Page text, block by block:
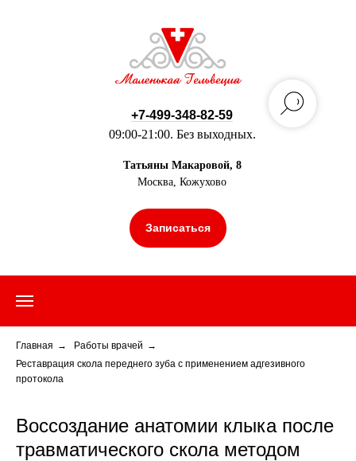
+7-499-348-82-59
09:00-21:00. Без выходных.
Татьяны Макаровой, 8
Москва, Кожухово
Записаться
Главная → Работы врачей →
Реставрация скола переднего зуба с применением адгезивного
протокола
Воссоздание анатомии клыка после
травматического скола методом